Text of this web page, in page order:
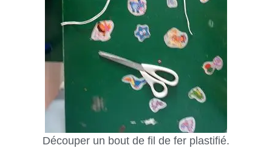
Découper un bout de fil de fer plastifié.